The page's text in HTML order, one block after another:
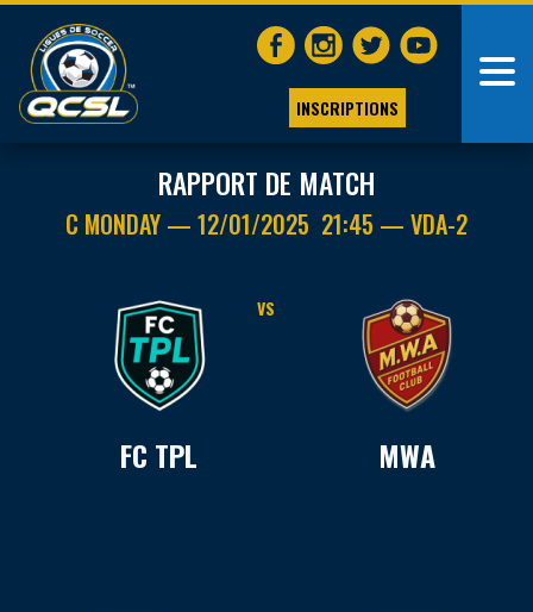
INSCRIPTIONS
RAPPORT DE MATCH
C MONDAY — 12/01/2025 21:45 — VDA-2
FC TPL
VS
MWA